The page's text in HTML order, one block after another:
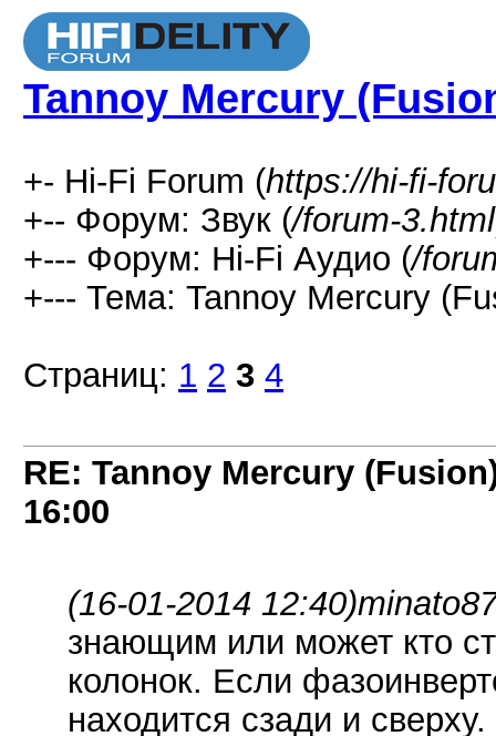
Tannoy Mercury
+- Hi-Fi Forum (https://hi-fi-
+-- Форум: Звук (/forum-3.html
+--- Форум: Hi-Fi Аудио (/
+--- Тема: Tannoy Mercury
Страниц: 1 2 3 4
RE: Tannoy Mercury
16:00
(16-01-2014 12:40)
знающим или может кто
колонок. Если
находится сзади и